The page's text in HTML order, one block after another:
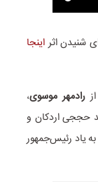
شنیدن اثراینجا
رادمهر موسوی،
حججی اردکان و
یاد رئیس‌جمهور